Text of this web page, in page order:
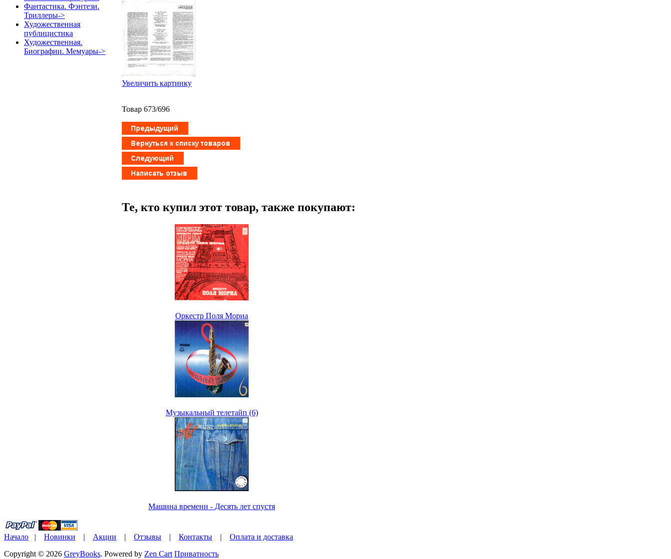
Фантастика. Фэнтези.
Триллеры->
Художественная
публицистика
Художественная.
Биографии. Мемуары->
Увеличить картинку
Товар 673/696
Те, кто купил этот товар, также покупают:
Оркестр Поля Мориа
Музыкальный телетайп (6)
Машина времени - Десять лет спустя
Начало | Новинки | Акции | Отзывы | Контакты | Оплата и доставка
Copyright © 2026 GreyBooks. Powered by Zen Cart Приватность